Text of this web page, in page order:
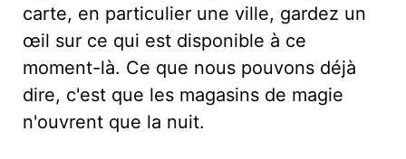
carte, en particulier une ville, gardez un
œil sur ce qui est disponible à ce
moment-là. Ce que nous pouvons déjà
dire, c'est que les magasins de magie
n'ouvrent que la nuit.